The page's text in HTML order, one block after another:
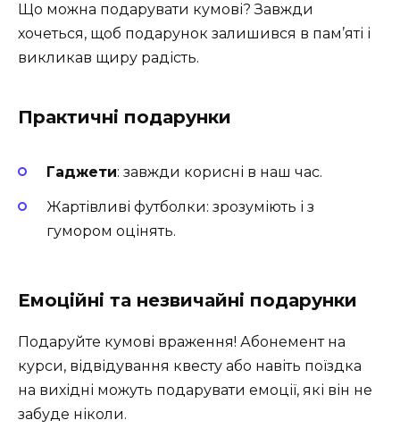
Що можна подарувати кумові? Завжди
хочеться, щоб подарунок залишився в пам’яті і
викликав щиру радість.
Практичні подарунки
Гаджети: завжди корисні в наш час.
Жартівливі футболки: зрозуміють і з
гумором оцінять.
Емоційні та незвичайні подарунки
Подаруйте кумові враження! Абонемент на
курси, відвідування квесту або навіть поїздка
на вихідні можуть подарувати емоції, які він не
забуде ніколи.